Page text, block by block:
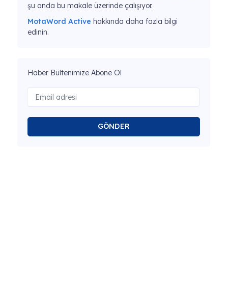
şu anda bu makale üzerinde çalışıyor.
MotaWord Active hakkında daha fazla bilgi
edinin.
Haber Bültenimize Abone Ol
GÖNDER